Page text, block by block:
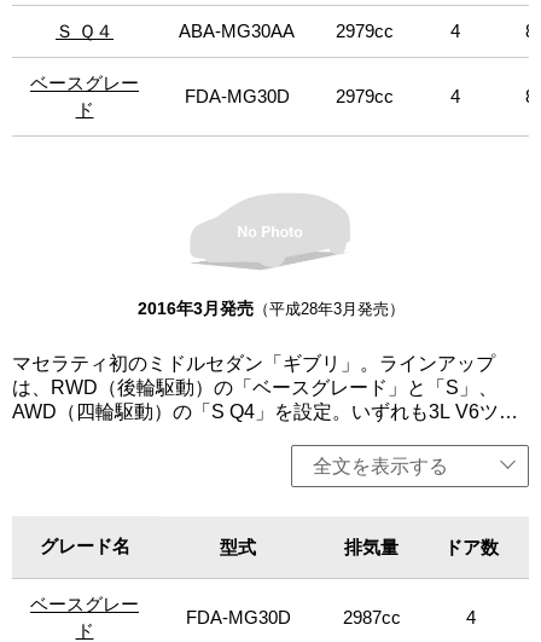
Ｓ Ｑ４
ベースグレー
ド
Ｓ Ｑ４ ABA-MG30AA 2979cc 4
ベースグレー
ド
FDA-MG30D 2979cc 4
2016年3月発売（平成28年3月発売）
マセラティ初のミドルセダン「ギブリ」。ラインアップ
は、RWD（後輪駆動）の「ベースグレード」と「S」、
AWD（四輪駆動）の「S Q4」を設定。いずれも3L V6ツイ
ッションを組み合わせる。クアトロポルテより軽量かつコ
ンパクトでスポーティーでありながら、パワフルなパフォ
新的なイタリアンデザインを採用する。エンジンは、排出
ガス低減や燃費向上が見込まれる「スタート＆ストップ機
能」を全グレードに標準装備。今回、マセラティ史上初と
なるディーゼルエンジンを搭載した「ベースグレード」を
設定。画期的な新型3L V6ディーゼルエンジン、8速ZFオー
全文を表示する
グレード名
ベースグレー
ド
グレード名 型式 排気量 ドア数
ベースグレー
ド
FDA-MG30D 2987cc 4